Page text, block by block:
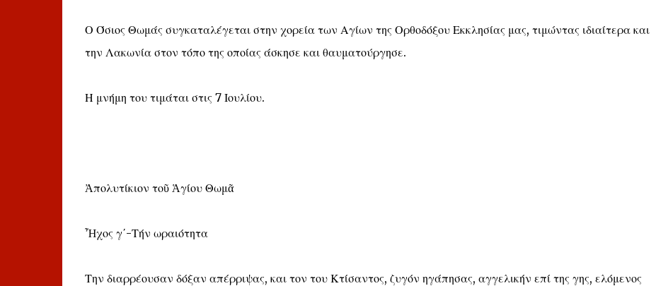
Ο Όσιος Θωμάς συγκαταλέγεται στην χορεία των Αγίων της Ορθοδόξου Εκκλησίας μας, τιμώντας ιδιαίτερα και
την Λακωνία στον τόπο της οποίας άσκησε και θαυματούργησε.
Η μνήμη του τιμάται στις 7 Ιουλίου.
Ἀπολυτίκιον τοῦ Ἁγίου Θωμᾶ
Ἦχος γ΄-Τήν ωραιότητα
Την διαρρέουσαν δόξαν απέρριψας, και τον του Κτίσαντος, ζυγόν ηγάπησας, αγγελικήν επί της γης, ελόμενος